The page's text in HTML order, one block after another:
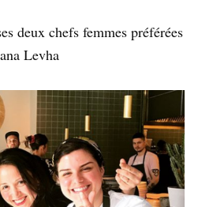
deux chefs femmes préférées
Levha